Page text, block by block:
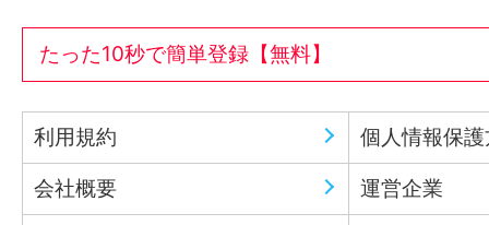
たった10秒で簡単登録【無料】
利用規約 個人情報保
会社概要 運営企業